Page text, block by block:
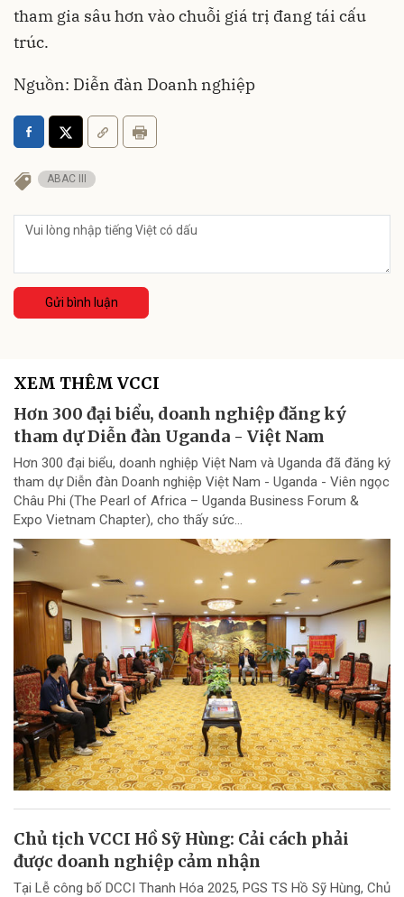
tham gia sâu hơn vào chuỗi giá trị đang tái cấu
trúc.
Nguồn: Diễn đàn Doanh nghiệp
ABAC III
Gửi bình luận
XEM THÊM VCCI
Hơn 300 đại biểu, doanh nghiệp đăng ký
tham dự Diễn đàn Uganda - Việt Nam
Hơn 300 đại biểu, doanh nghiệp Việt Nam và Uganda đã đăng ký
tham dự Diễn đàn Doanh nghiệp Việt Nam - Uganda - Viên ngọc
Châu Phi (The Pearl of Africa – Uganda Business Forum &
Expo Vietnam Chapter), cho thấy sức...
Chủ tịch VCCI Hồ Sỹ Hùng: Cải cách phải
được doanh nghiệp cảm nhận
Tại Lễ công bố DCCI Thanh Hóa 2025, PGS TS Hồ Sỹ Hùng, Chủ